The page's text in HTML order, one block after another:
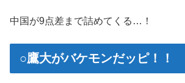
中国が9点差まで詰めてくる…！
○鷹大がバケモンだッピ！！